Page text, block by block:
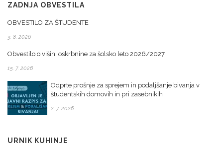
ZADNJA OBVESTILA
OBVESTILO ZA ŠTUDENTE
3. 8. 2026
Obvestilo o višini oskrbnine za šolsko leto 2026/2027
15. 7. 2026
Odprte prošnje za sprejem in podaljšanje bivanja v
študentskih domovih in pri zasebnikih
2. 7. 2026
URNIK KUHINJE